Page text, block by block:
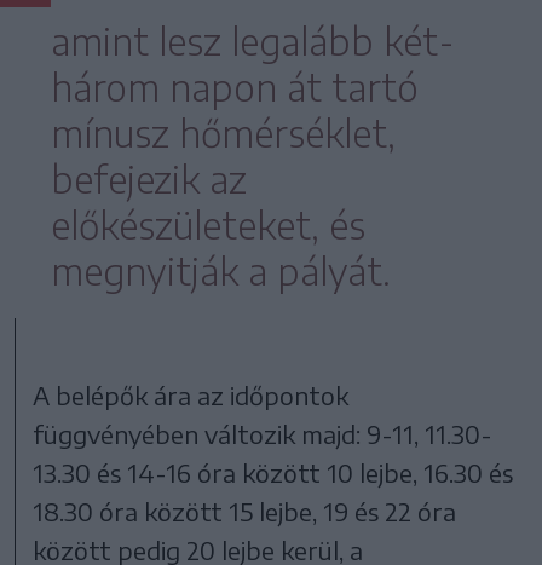
amint lesz legalább két-
három napon át tartó
mínusz hőmérséklet,
befejezik az
előkészületeket, és
megnyitják a pályát.
A belépők ára az időpontok
függvényében változik majd: 9-11, 11.30-
13.30 és 14-16 óra között 10 lejbe, 16.30 és
18.30 óra között 15 lejbe, 19 és 22 óra
között pedig 20 lejbe kerül, a